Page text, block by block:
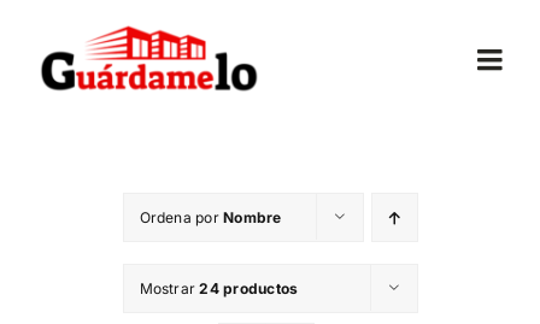
contenido
Conócenos
Ordena porNombre
Mostrar24 productos